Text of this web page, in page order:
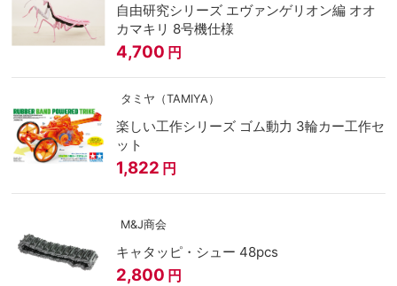
自由研究シリーズ エヴァンゲリオン編 オオ
カマキリ 8号機仕様
4,700 円
タミヤ（TAMIYA）
楽しい工作シリーズ ゴム動力 3輪カー工作セ
ット
1,822 円
M&J商会
キャタッピ・シュー 48pcs
2,800 円